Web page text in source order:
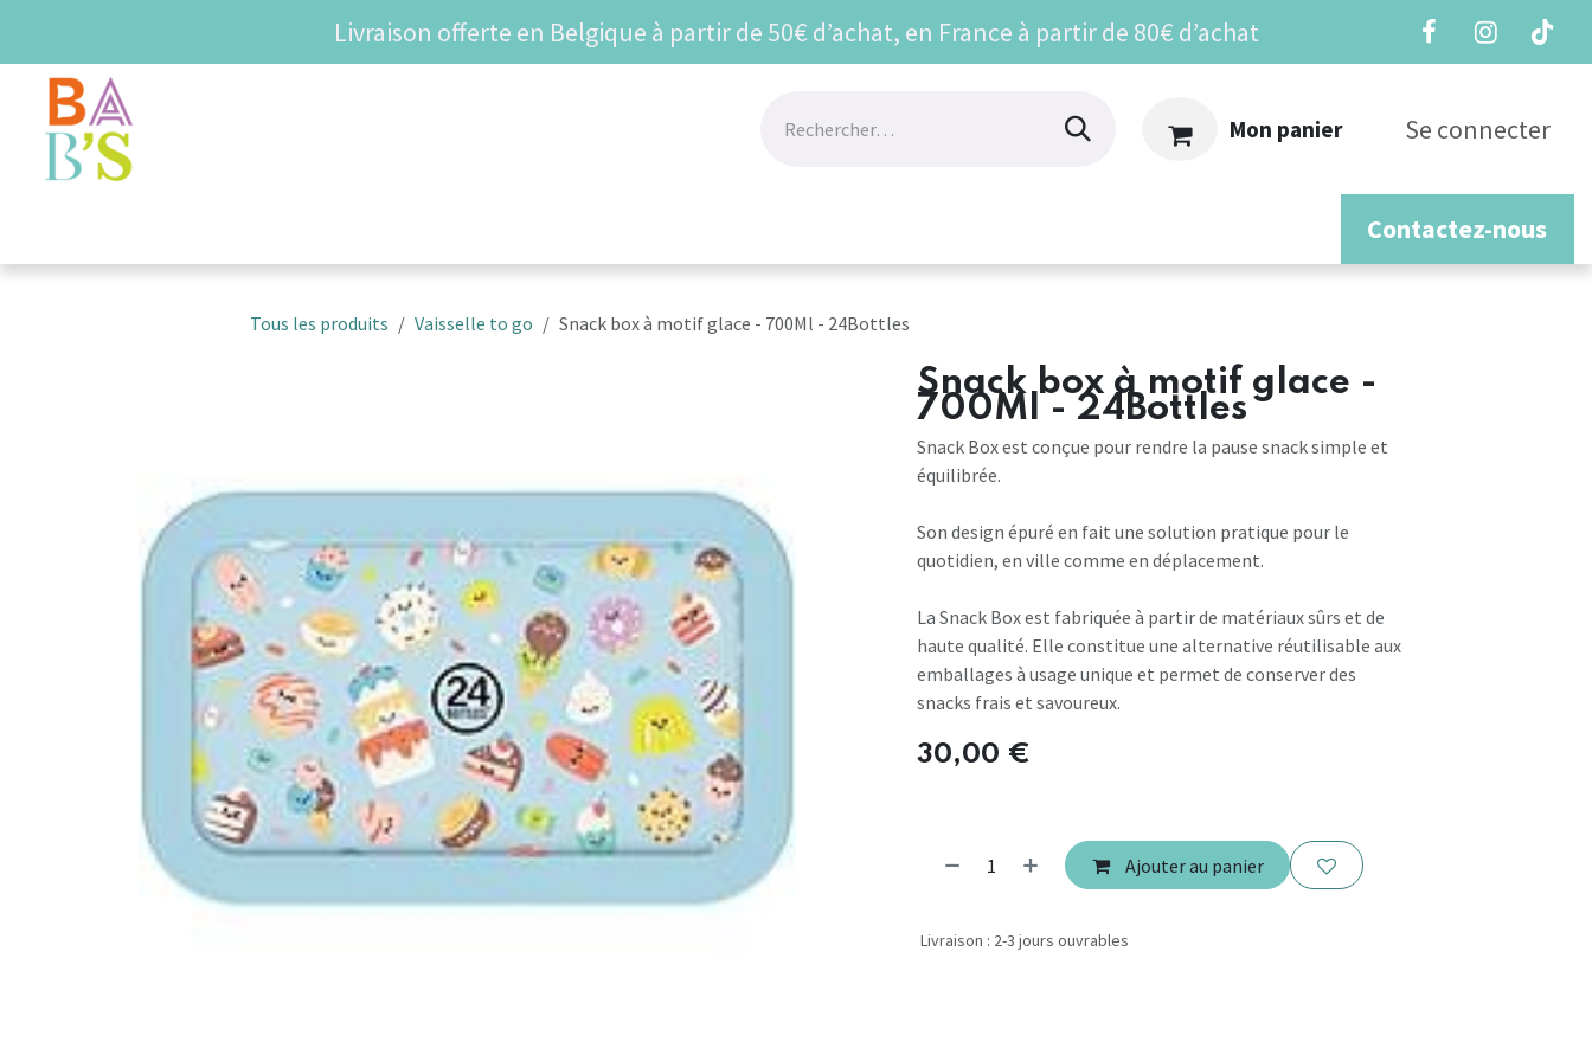
Livraison offerte en Belgique à partir de 50€ d’achat, en France à partir de 80€ d’achat
Mon panier Se connecter
Contactez-nous
Tous les produits Vaisselle to go Snack box à motif glace - 700Ml - 24Bottles
Snack box à motif glace -
700Ml - 24Bottles
Snack Box est conçue pour rendre la pause snack simple et
équilibrée.
Son design épuré en fait une solution pratique pour le
quotidien, en ville comme en déplacement.
La Snack Box est fabriquée à partir de matériaux sûrs et de
haute qualité. Elle constitue une alternative réutilisable aux
emballages à usage unique et permet de conserver des
snacks frais et savoureux.
30,00 €
Ajouter au panier
Livraison : 2-3 jours ouvrables